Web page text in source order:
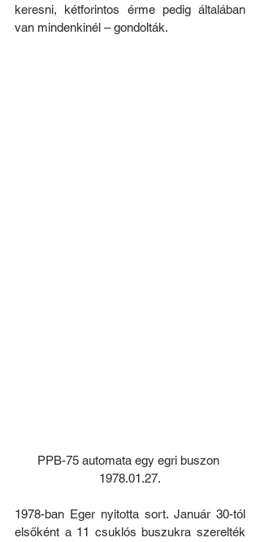
keresni, kétforintos érme pedig általában
van mindenkinél – gondolták.
PPB-75 automata egy egri buszon
1978.01.27.
1978-ban Eger nyitotta sort. Január 30-tól
elsőként a 11 csuklós buszukra szerelték